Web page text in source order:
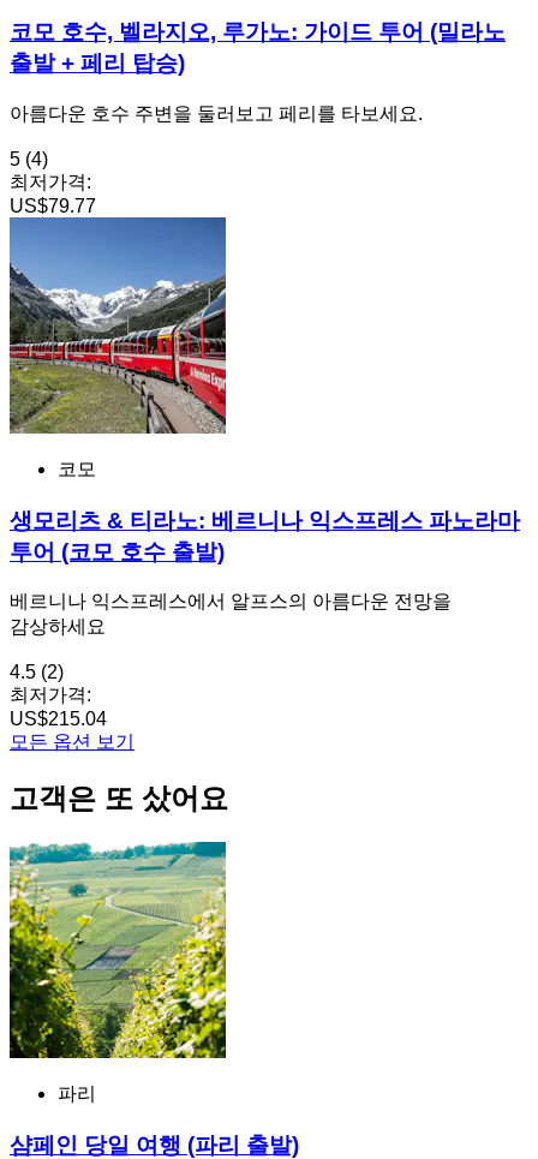
코모 호수, 벨라지오, 루가노: 가이드 투어 (밀라노
출발 + 페리 탑승)
아름다운 호수 주변을 둘러보고 페리를 타보세요.
5 (4)
최저가격:
US$79.77
코모
생모리츠 & 티라노: 베르니나 익스프레스 파노라마
투어 (코모 호수 출발)
베르니나 익스프레스에서 알프스의 아름다운 전망을
감상하세요
4.5 (2)
최저가격:
US$215.04
모든 옵션 보기
고객은 또 샀어요
파리
샴페인 당일 여행 (파리 출발)